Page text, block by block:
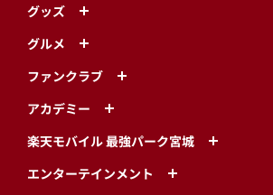
グッズ
グルメ
ファンクラブ
アカデミー
楽天モバイル 最強パーク宮城
エンターテインメント